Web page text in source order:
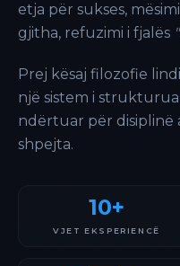
etja për sukses,
gjitha, refuzimi i fjalës
Prej kësaj filozofie
një sistem i
ndërtuar për disiplinë
shpejta.
10+
VJET EKSPERIENCË